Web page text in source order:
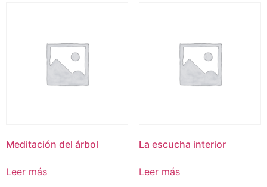
Meditación del árbol
Leer más
La escucha interior
Leer más